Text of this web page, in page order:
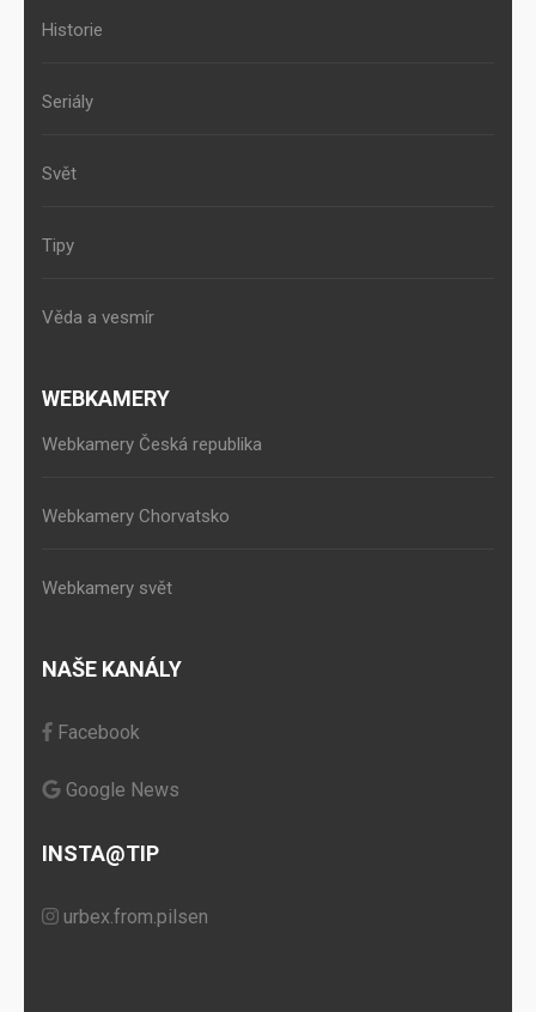
Historie
Seriály
Svět
Tipy
Věda a vesmír
WEBKAMERY
Webkamery Česká republika
Webkamery Chorvatsko
Webkamery svět
NAŠE KANÁLY
Facebook
Google News
INSTA@TIP
urbex.from.pilsen